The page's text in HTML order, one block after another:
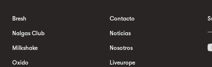
Bresh
Nalgas Club
Milkshake
Oxido
Contacto
Noticias
Nosotros
Liveurope